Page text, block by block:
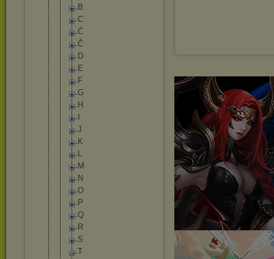
B
C
Ć
Č
D
E
F
G
H
J
K
L
M
N
O
P
Q
R
S
T